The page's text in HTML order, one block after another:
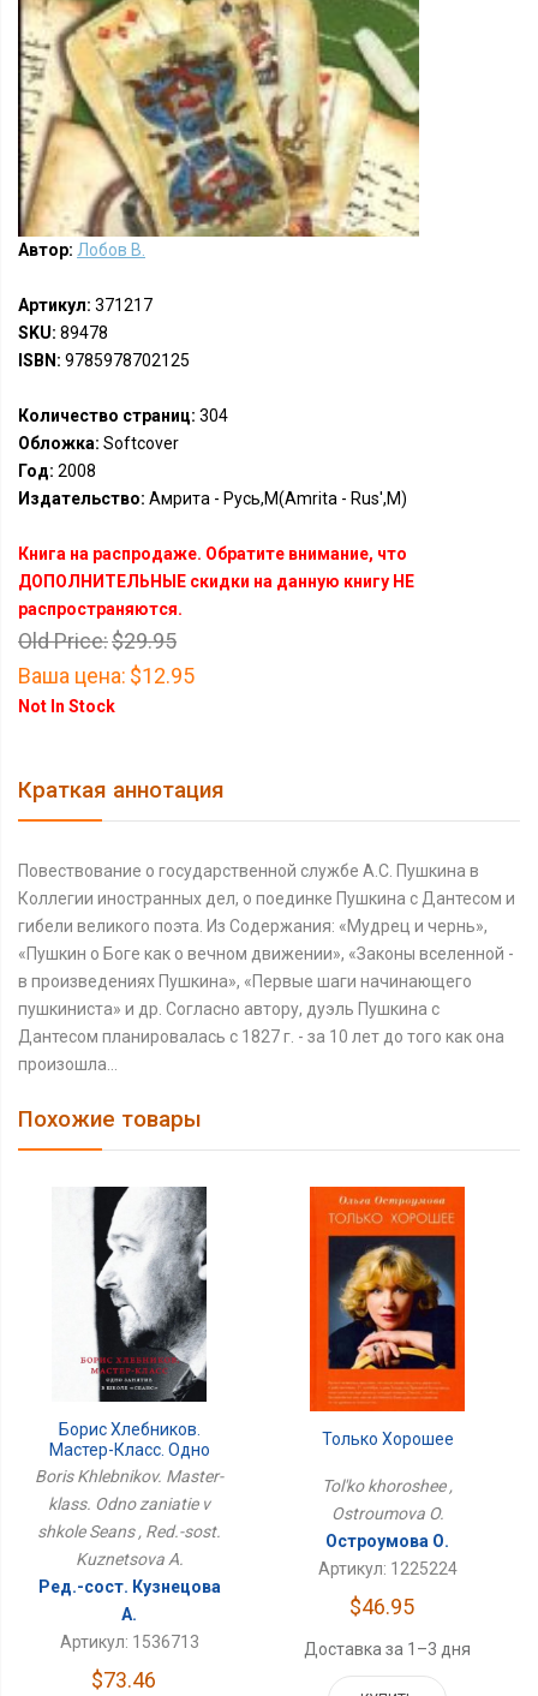
Автор: Лобов В.
Артикул: 371217
SKU: 89478
ISBN: 9785978702125
Количество страниц: 304
Обложка: Softcover
Год: 2008
Издательство: Амрита - Русь,М(Amrita - Rus',M)
Книга на распродаже. Обратите внимание, что
ДОПОЛНИТЕЛЬНЫЕ скидки на данную книгу НЕ
распространяются.
Old Price:$29.95
Ваша цена: $12.95
Not In Stock
Краткая аннотация
Повествование о государственной службе А.С. Пушкина в
Коллегии иностранных дел, о поединке Пушкина с Дантесом и
гибели великого поэта. Из Содержания: «Мудрец и чернь»,
«Пушкин о Боге как о вечном движении», «Законы вселенной -
в произведениях Пушкина», «Первые шаги начинающего
пушкиниста» и др. Согласно автору, дуэль Пушкина с
Дантесом планировалась с 1827 г. - за 10 лет до того как она
произошла...
Похожие товары
Борис Хлебников.
Мастер-Класс. Одно
Занятие В Школе Сеанс
Boris Khlebnikov. Master-
klass. Odno zaniatie v
shkole Seans , Red.-sost.
Kuznetsova A.
Ред.-сост. Кузнецова
А.
Артикул: 1536713
$73.46
Только Хорошее
Tol'ko khoroshee ,
Ostroumova O.
Остроумова О.
Артикул: 1225224
$46.95
Доставка за 1–3 дня